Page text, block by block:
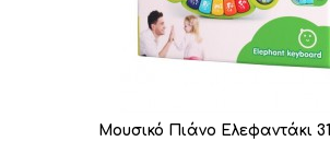
Μουσικό Πιάνο Ελεφαντάκι